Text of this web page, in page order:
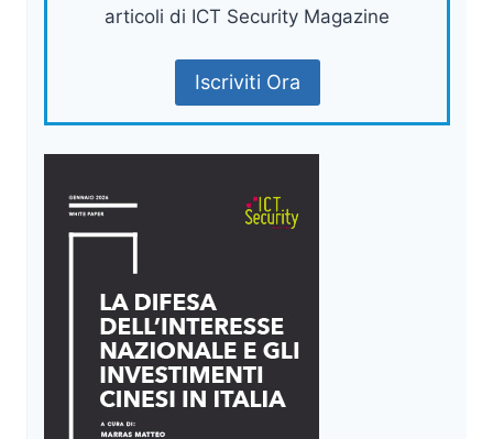
articoli di ICT Security Magazine
Iscriviti Ora